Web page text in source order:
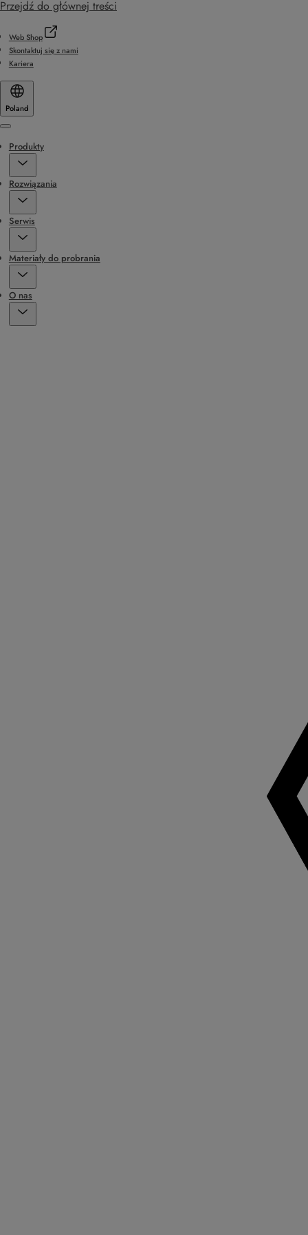
Przejdź do głównej treści
Web Shop
Skontaktuj się z nami
Kariera
Poland
Menu
Produkty
Rozwiązania
Serwis
Materiały do probrania
O nas